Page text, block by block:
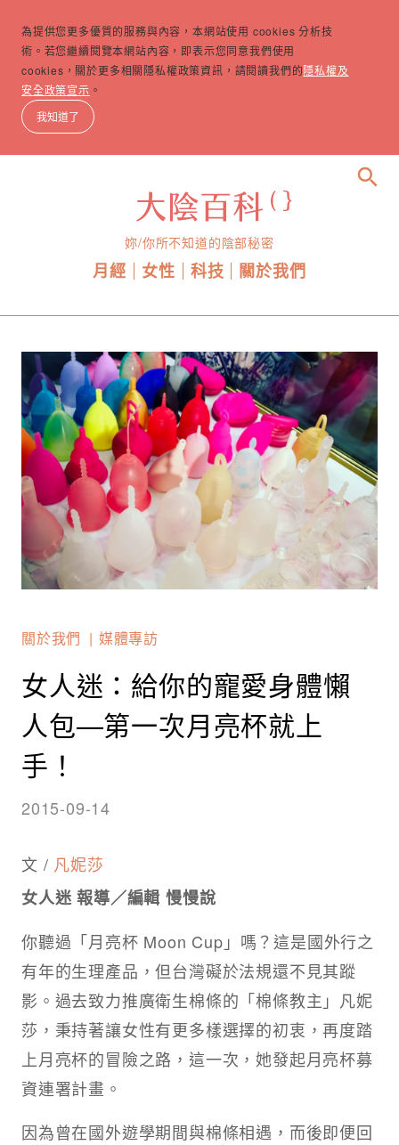
為提供您更多優質的服務與內容，本網站使用 cookies 分析技
術。若您繼續閱覽本網站內容，即表示您同意我們使用
cookies，關於更多相關隱私權政策資訊，請閱讀我們的隱私權及
安全政策宣示 。
我知道了
妳/你所不知道的陰部秘密
月經 女性 科技 關於我們
search
關於我們 媒體專訪
女人迷：給你的寵愛身體懶
人包—第一次月亮杯就上
手！
2015-09-14
文 / 凡妮莎
女人迷 報導／編輯 慢慢說
你聽過「月亮杯 Moon Cup」嗎？這是國外行之
有年的生理產品，但台灣礙於法規還不見其蹤
影。過去致力推廣衛生棉條的「棉條教主」凡妮
莎，秉持著讓女性有更多樣選擇的初衷，再度踏
上月亮杯的冒險之路，這一次，她發起月亮杯募
資連署計畫。
因為曾在國外遊學期間與棉條相遇，而後即便回